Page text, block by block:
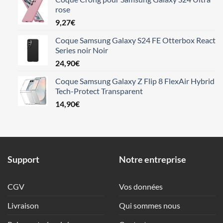
rose
9,27€
Coque Samsung Galaxy S24 FE Otterbox React
Series noir Noir
24,90€
Coque Samsung Galaxy Z Flip 8 FlexAir Hybrid
Tech-Protect Transparent
14,90€
Support
CGV
Livraison
Notre entreprise
Vos données
Qui sommes nous